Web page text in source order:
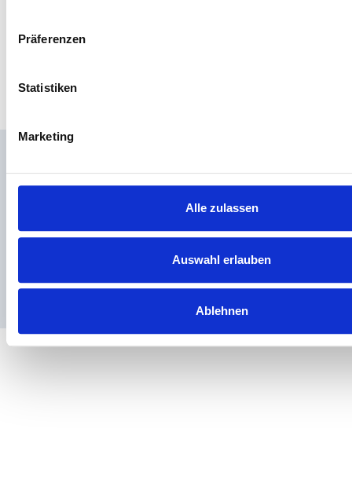
Präferenzen
Statistiken
Marketing
Alle zulassen
Auswahl erlauben
Ablehnen